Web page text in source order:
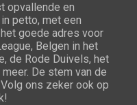
opvallende en
petto, met een
goede adres voor
Belgen in het
de Rode Duivels, het
De stem van de
ons zeker ook op